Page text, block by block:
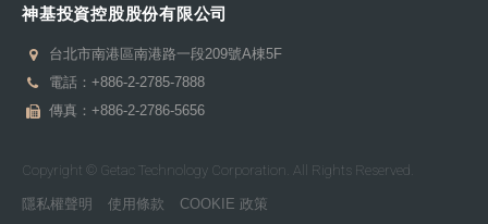
神基投資控股股份有限公司
台北市南港區南港路一段209號A棟5F
電話： +886-2-2785-7888
傳真：+886-2-2786-5656
Copyright © Getac Technology Corporation. All Rights Reserved.
隱私權聲明 使用條款 COOKIE 政策